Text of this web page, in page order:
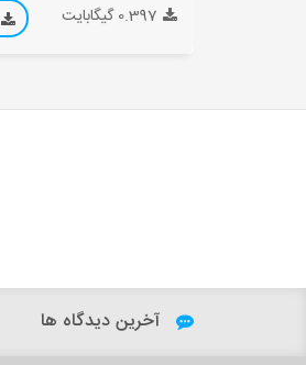
0.397 گیگابایت
آخرین دیدگاه ها